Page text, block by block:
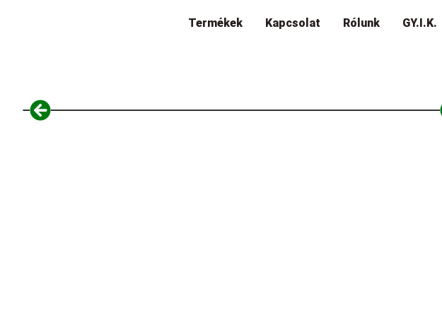
Termékek Kapcsolat Rólunk GY.I.K.